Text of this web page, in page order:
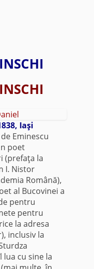
Iaşi
Eminescu
poet
(prefaţa la
I. Nistor
Română),
al Bucovinei a
pentru
pentru
la adresa
inclusiv la
lua cu sine la